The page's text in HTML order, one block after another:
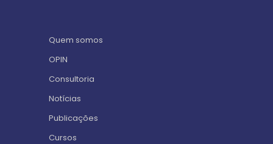
Quem somos
OPIN
Consultoria
Notícias
Publicações
Cursos